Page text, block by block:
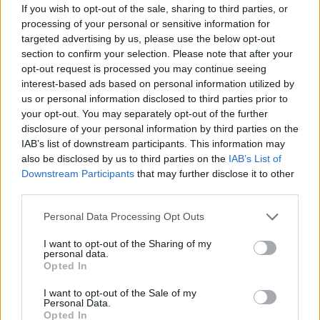
If you wish to opt-out of the sale, sharing to third parties, or
processing of your personal or sensitive information for
targeted advertising by us, please use the below opt-out
section to confirm your selection. Please note that after your
opt-out request is processed you may continue seeing
interest-based ads based on personal information utilized by
us or personal information disclosed to third parties prior to
your opt-out. You may separately opt-out of the further
disclosure of your personal information by third parties on the
IAB’s list of downstream participants. This information may
also be disclosed by us to third parties on the IAB’s List of
Downstream Participants that may further disclose it to other
Please note that this website/app uses one or more Google
not limited to your visit or usage behaviour. You may click to
grant or deny consent to Google and its third-party tags to
use your data for below specified purposes in below Google
consent section.
Personal Data Processing Opt Outs
I want to opt-out of the Sharing of my
personal data.
Opted In
I want to opt-out of the Sale of my
Personal Data.
Opted In
Alan Ritchson már jóval közelebb áll Lee Child
elképzeléséhez, és három évad után annyira összenőtt a
szereppel, hogy nehéz lenne nála alkalmasabb színészt
elképzelni erre a feladatra. Az Amazon mégis másnak
akarta adni a szerepet.
AWiredvideójában online keresésekben
meghallgatási procedúra során a stúdió nap mint nap
mérlegelte, vajon elég nagy, elég gyors és elég
félelmetes-e ahhoz, hogy Lee Child regényhősének
megtudta, hogy a szerepet eredetileg másnak ígérték.
Ám annyira meggyőző volt, hogy az illetékeseknek nem